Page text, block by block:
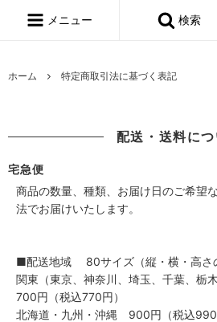
メニュー 検索
ホーム 特定商取引法に基づく表記
配送・送料に
宅急便
商品の数量、種類、お届け日のご希望
法でお届けいたします。
■配送地域 80サイズ（縦・横・高さ
関東（東京、神奈川、埼玉、千葉、栃
700円（税込770円）
北海道・九州・沖縄 900円（税込990